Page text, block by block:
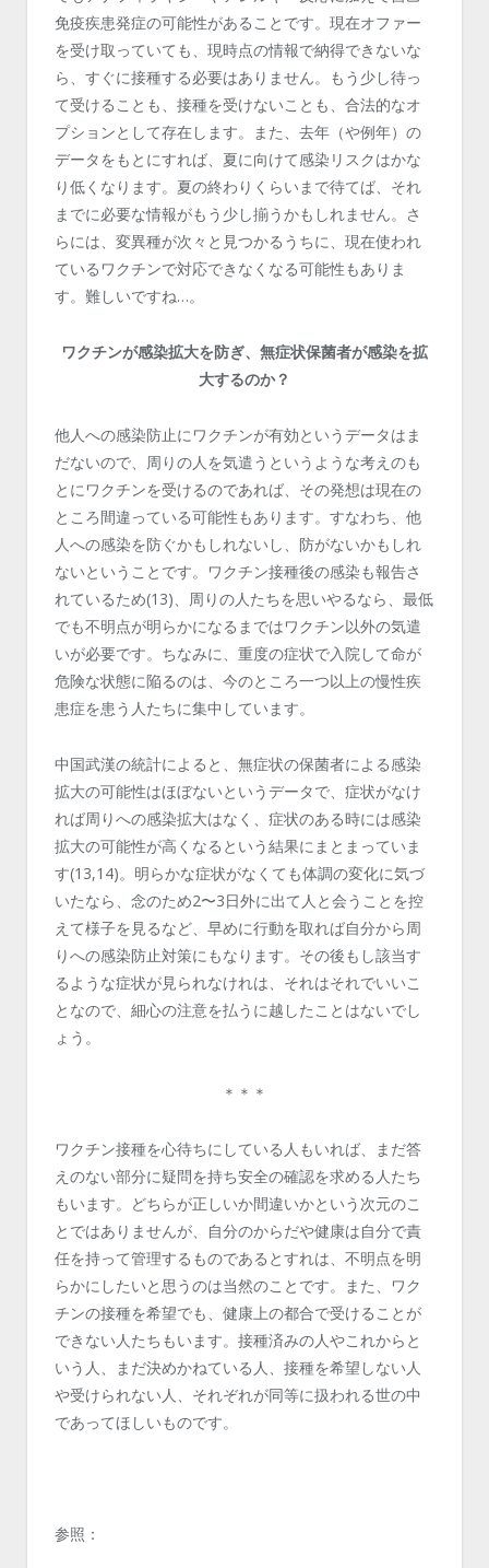
免疫疾患発症の可能性があることです。現在オファー
を受け取っていても、現時点の情報で納得できないな
ら、すぐに接種する必要はありません。もう少し待っ
て受けることも、接種を受けないことも、合法的なオ
プションとして存在します。また、去年（や例年）の
データをもとにすれば、夏に向けて感染リスクはかな
り低くなります。夏の終わりくらいまで待てば、それ
までに必要な情報がもう少し揃うかもしれません。さ
らには、変異種が次々と見つかるうちに、現在使われ
ているワクチンで対応できなくなる可能性もありま
す。難しいですね…。
ワクチンが感染拡大を防ぎ、無症状保菌者が感染を拡
大するのか？
他人への感染防止にワクチンが有効というデータはま
だないので、周りの人を気遣うというような考えのも
とにワクチンを受けるのであれば、その発想は現在の
ところ間違っている可能性もあります。すなわち、他
人への感染を防ぐかもしれないし、防がないかもしれ
ないということです。ワクチン接種後の感染も報告さ
れているため(13)、周りの人たちを思いやるなら、最低
でも不明点が明らかになるまではワクチン以外の気遣
いが必要です。ちなみに、重度の症状で入院して命が
危険な状態に陥るのは、今のところ一つ以上の慢性疾
患症を患う人たちに集中しています。
中国武漢の統計によると、無症状の保菌者による感染
拡大の可能性はほぼないというデータで、症状がなけ
れば周りへの感染拡大はなく、症状のある時には感染
拡大の可能性が高くなるという結果にまとまっていま
す(13,14)。明らかな症状がなくても体調の変化に気づ
いたなら、念のため2〜3日外に出て人と会うことを控
えて様子を見るなど、早めに行動を取れば自分から周
りへの感染防止対策にもなります。その後もし該当す
るような症状が見られなけれは、それはそれでいいこ
となので、細心の注意を払うに越したことはないでし
ょう。
＊＊＊
ワクチン接種を心待ちにしている人もいれば、まだ答
えのない部分に疑問を持ち安全の確認を求める人たち
もいます。どちらが正しいか間違いかという次元のこ
とではありませんが、自分のからだや健康は自分で責
任を持って管理するものであるとすれは、不明点を明
らかにしたいと思うのは当然のことです。また、ワク
チンの接種を希望でも、健康上の都合で受けることが
できない人たちもいます。接種済みの人やこれからと
いう人、まだ決めかねている人、接種を希望しない人
や受けられない人、それぞれが同等に扱われる世の中
であってほしいものです。
参照：